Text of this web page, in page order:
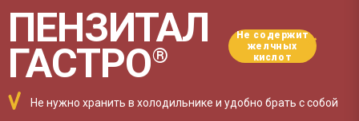
ПЕНЗИТАЛ
ГАСТРО®
Не содержит
желчных
кислот
*
Не нужно хранить в холодильнике и удобно брать с собой